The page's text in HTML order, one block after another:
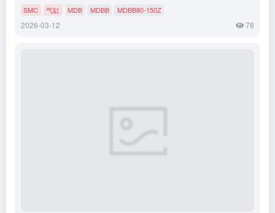
SMC 气缸 MDB MDBB MDBB80-150Z
2026-03-12 78